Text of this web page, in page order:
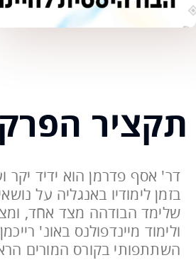
תקציר הפרק
דר' אסף פדרמן הוא ידיד יקר
בזמן לימודיו באנגליה על
שלימד הבודהה מצד אחד,
ולימוד מיינדפולנס באונ'
השתתפותי בקורס המורים